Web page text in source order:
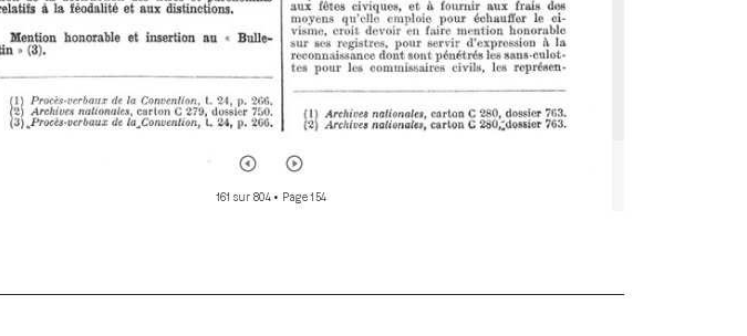
161 sur 804• Page 154